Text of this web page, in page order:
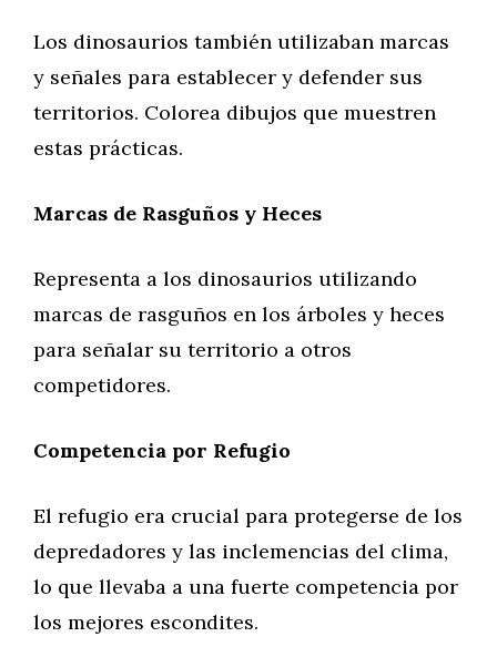
Los dinosaurios también utilizaban marcas
y señales para establecer y defender sus
territorios. Colorea dibujos que muestren
estas prácticas.
Marcas de Rasguños y Heces
Representa a los dinosaurios utilizando
marcas de rasguños en los árboles y heces
para señalar su territorio a otros
competidores.
Competencia por Refugio
El refugio era crucial para protegerse de los
depredadores y las inclemencias del clima,
lo que llevaba a una fuerte competencia por
los mejores escondites.